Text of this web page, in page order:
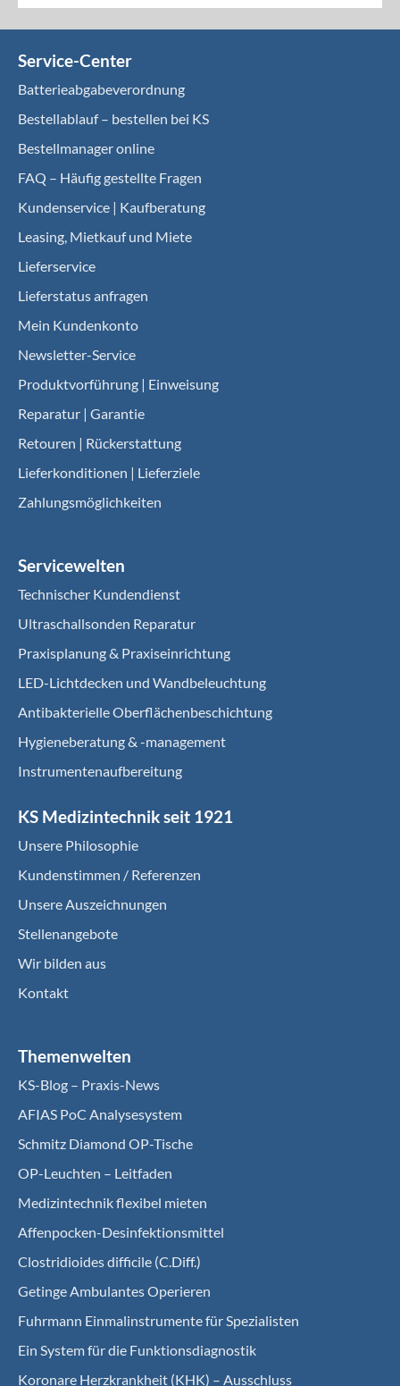
Service-Center
Batterieabgabeverordnung
Bestellablauf – bestellen bei KS
Bestellmanager online
FAQ – Häufig gestellte Fragen
Kundenservice | Kaufberatung
Leasing, Mietkauf und Miete
Lieferservice
Lieferstatus anfragen
Mein Kundenkonto
Newsletter-Service
Produktvorführung | Einweisung
Reparatur | Garantie
Retouren | Rückerstattung
Lieferkonditionen | Lieferziele
Zahlungsmöglichkeiten
Servicewelten
Technischer Kundendienst
Ultraschallsonden Reparatur
Praxisplanung & Praxiseinrichtung
LED-Lichtdecken und Wandbeleuchtung
Antibakterielle Oberflächenbeschichtung
Hygieneberatung & -management
Instrumentenaufbereitung
KS Medizintechnik seit 1921
Unsere Philosophie
Kundenstimmen / Referenzen
Unsere Auszeichnungen
Stellenangebote
Wir bilden aus
Kontakt
Themenwelten
KS-Blog – Praxis-News
AFIAS PoC Analysesystem
Schmitz Diamond OP-Tische
OP-Leuchten – Leitfaden
Medizintechnik flexibel mieten
Affenpocken-Desinfektionsmittel
Clostridioides difficile (C.Diff.)
Getinge Ambulantes Operieren
Fuhrmann Einmalinstrumente für Spezialisten
Ein System für die Funktionsdiagnostik
Koro­nare Herz­krank­heit (KHK) – Ausschluss